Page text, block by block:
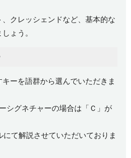
クレッシェンドなど、基本的な
ょう。
ーを語群から選んでいただきま
シグネチャーの場合は「Ｃ」が
て解説させていただいておりま